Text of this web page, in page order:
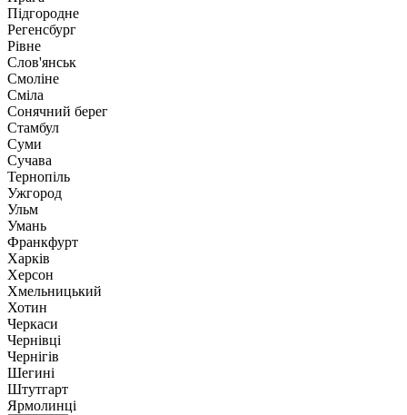
Підгородне
Регенсбург
Рівне
Слов'янськ
Смоліне
Сміла
Сонячний берег
Стамбул
Суми
Сучава
Тернопіль
Ужгород
Ульм
Умань
Франкфурт
Харків
Херсон
Хмельницький
Хотин
Черкаси
Чернівці
Чернігів
Шегині
Штутгарт
Ярмолинці